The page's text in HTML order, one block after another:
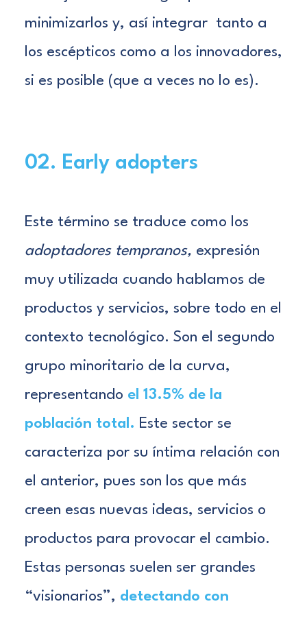
minimizarlos y, así integrar tanto a
los escépticos como a los innovadores,
si es posible (que a veces no lo es).
02. Early adopters
Este término se traduce como los
adoptadores tempranos, expresión
muy utilizada cuando hablamos de
productos y servicios, sobre todo en el
contexto tecnológico. Son el segundo
grupo minoritario de la curva,
representando el 13.5% de la
población total. Este sector se
caracteriza por su íntima relación con
el anterior, pues son los que más
creen esas nuevas ideas, servicios o
productos para provocar el cambio.
Estas personas suelen ser grandes
“visionarios”, detectando con